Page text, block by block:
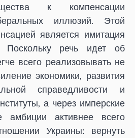
к компенсации
иллюзий. Этой
является имитация
Поскольку речь идет об
всего реализовывать не
экономики, развития
справедливости и
а через имперские
амбиции активнее всего
Украины: вернуть